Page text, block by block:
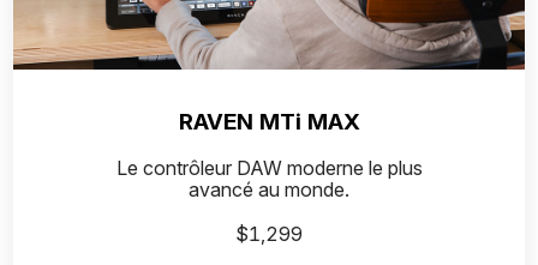
RAVEN MTi MAX
Le contrôleur DAW moderne le plus
avancé au monde.
$1,299